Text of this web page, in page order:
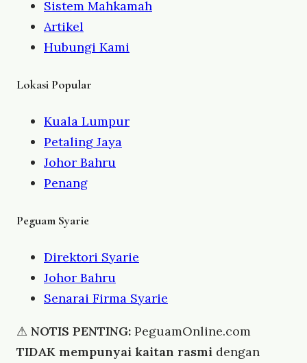
Sistem Mahkamah
Artikel
Hubungi Kami
Lokasi Popular
Kuala Lumpur
Petaling Jaya
Johor Bahru
Penang
Peguam Syarie
Direktori Syarie
Johor Bahru
Senarai Firma Syarie
⚠ NOTIS PENTING: PeguamOnline.com
TIDAK mempunyai kaitan rasmi dengan